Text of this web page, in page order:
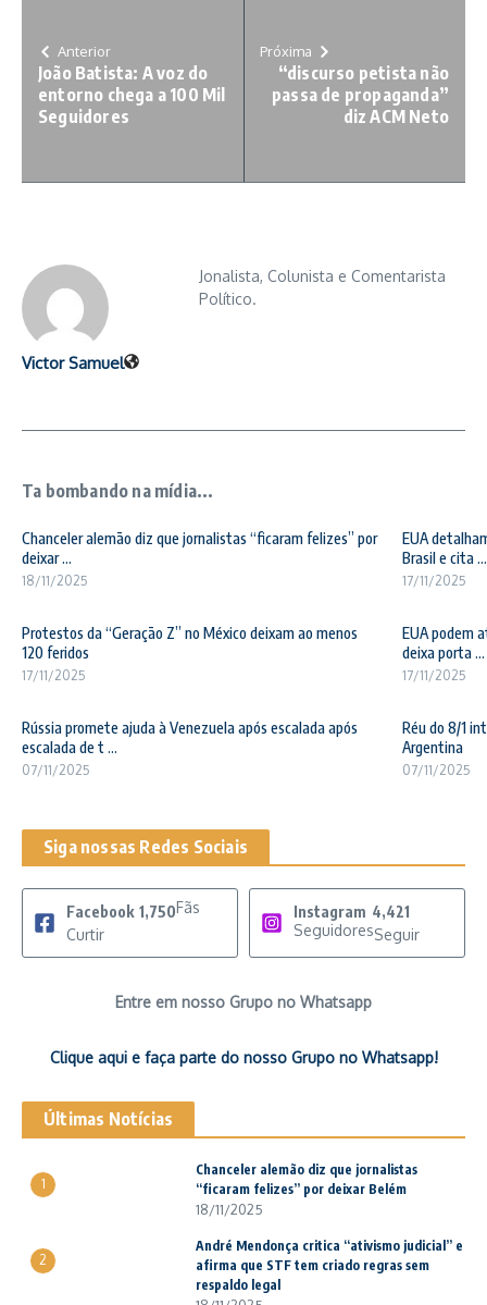
Anterior
João Batista: A voz do
entorno chega a 100 Mil
Seguidores
Próxima
“discurso petista não
passa de propaganda”
diz ACM Neto
Victor Samuel
Jonalista, Colunista e Comentarista
Político.
Ta bombando na mídia...
Chanceler alemão diz que jornalistas “ficaram felizes” por
deixar ...
18/11/2025
EUA
Brasil e cita ...
17/11/2025
Protestos da “Geração Z” no México deixam ao menos
120 feridos
17/11/2025
EUA podem
deixa porta ...
17/11/2025
Rússia promete ajuda à Venezuela após escalada após
escalada de t ...
07/11/2025
Réu do 8/1
Argentina
07/11/2025
Siga nossas Redes Sociais
Facebook 1,750Fãs
Curtir
Instagram 4,421
SeguidoresSeguir
Entre em nosso Grupo no Whatsapp
Clique aqui e faça parte do nosso Grupo no Whatsapp!
Últimas Notícias
1
Chanceler alemão diz que jornalistas
“ficaram felizes” por deixar Belém
18/11/2025
2
André Mendonça critica “ativismo judicial” e
afirma que STF tem criado regras sem
respaldo legal